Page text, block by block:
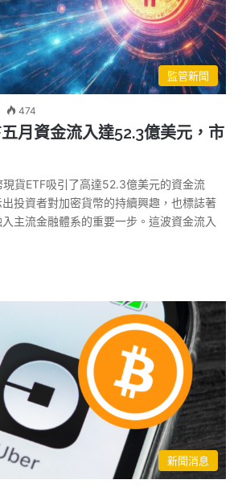
監管新聞
474
月資金流入達52.3億美元，市
貨ETF吸引了高達52.3億美元的資金流
投資者對加密貨幣的持續興趣，也標誌著
主流金融體系的重要一步。這波資金流入
新聞消息